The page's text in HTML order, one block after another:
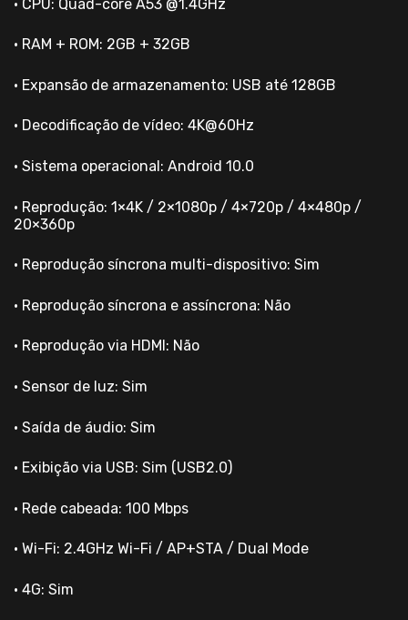
• CPU: Quad-core A53 @1.4GHz
• RAM + ROM: 2GB + 32GB
• Expansão de armazenamento: USB até 128GB
• Decodificação de vídeo: 4K@60Hz
• Sistema operacional: Android 10.0
• Reprodução: 1×4K / 2×1080p / 4×720p / 4×480p /
20×360p
• Reprodução síncrona multi-dispositivo: Sim
• Reprodução síncrona e assíncrona: Não
• Reprodução via HDMI: Não
• Sensor de luz: Sim
• Saída de áudio: Sim
• Exibição via USB: Sim (USB2.0)
• Rede cabeada: 100 Mbps
• Wi-Fi: 2.4GHz Wi-Fi / AP+STA / Dual Mode
• 4G: Sim